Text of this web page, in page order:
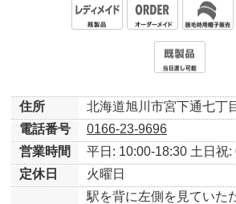
住所 北海道旭川市宮下通七丁
電話番号
0166-23-9696
営業時間
平日: 10:00-18:30 土日祝:
定休日
火曜日
駅を背に左側を見ていた